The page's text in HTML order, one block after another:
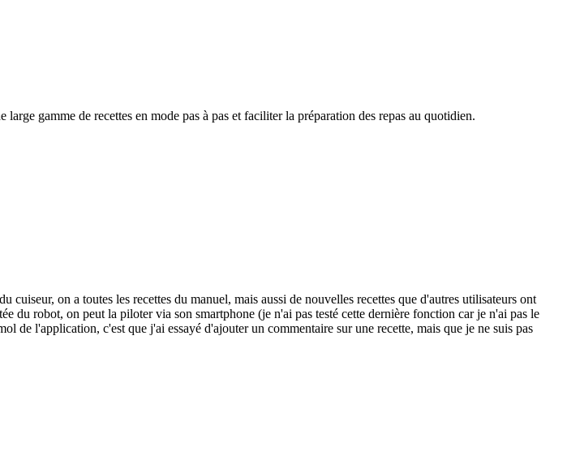
gamme de recettes en mode pas à pas et faciliter la préparation des repas au quotidien.
on a toutes les recettes du manuel, mais aussi de nouvelles recettes que d'autres utilisateurs ont
du robot, on peut la piloter via son smartphone (je n'ai pas testé cette dernière fonction car je n'ai pas le
de l'application, c'est que j'ai essayé d'ajouter un commentaire sur une recette, mais que je ne suis pas